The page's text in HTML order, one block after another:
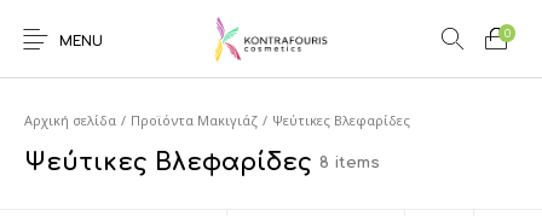
MENU
0
Αρχική σελίδα / Προϊόντα Μακιγιάζ / Ψεύτικες Βλεφαρίδες
Ψεύτικες Βλεφαρίδες 8 items